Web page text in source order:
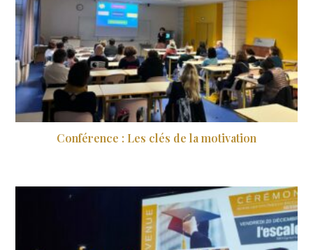
Conférence : Les clés de la motivation